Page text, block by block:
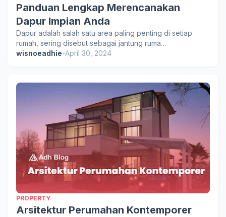
Panduan Lengkap Merencanakan
Dapur Impian Anda
Dapur adalah salah satu area paling penting di setiap
rumah, sering disebut sebagai jantung ruma…
wisnoeadhie-April 30, 2024
PROPERTY
Arsitektur Perumahan Kontemporer